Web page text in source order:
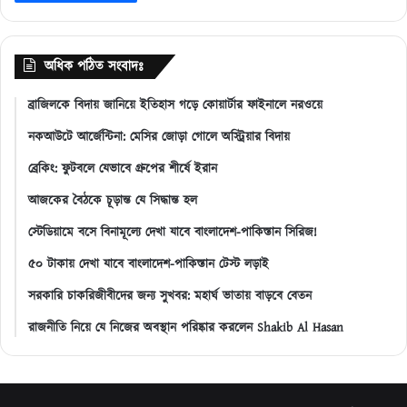
অধিক পঠিত সংবাদঃ
ব্রাজিলকে বিদায় জানিয়ে ইতিহাস গড়ে কোয়ার্টার ফাইনালে নরওয়ে
নকআউটে আর্জেন্টিনা: মেসির জোড়া গোলে অস্ট্রিয়ার বিদায়
ব্রেকিং: ফুটবলে যেভাবে গ্রুপের শীর্ষে ইরান
আজকের বৈঠকে চূড়ান্ত যে সিদ্ধান্ত হল
স্টেডিয়ামে বসে বিনামূল্যে দেখা যাবে বাংলাদেশ-পাকিস্তান সিরিজ!
৫০ টাকায় দেখা যাবে বাংলাদেশ-পাকিস্তান টেস্ট লড়াই
সরকারি চাকরিজীবীদের জন্য সুখবর: মহার্ঘ ভাতায় বাড়বে বেতন
রাজনীতি নিয়ে যে নিজের অবস্থান পরিষ্কার করলেন Shakib Al Hasan